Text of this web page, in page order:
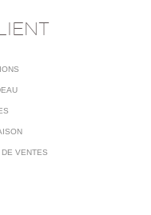
VENTES